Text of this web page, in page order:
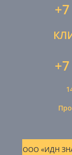
ООО «ИДН